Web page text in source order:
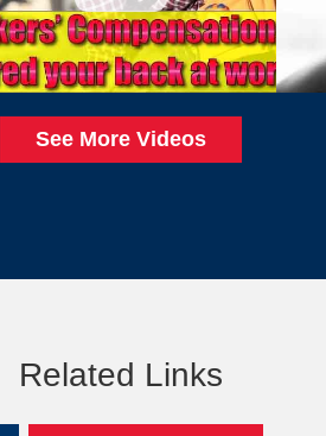
See More Videos
Related Links